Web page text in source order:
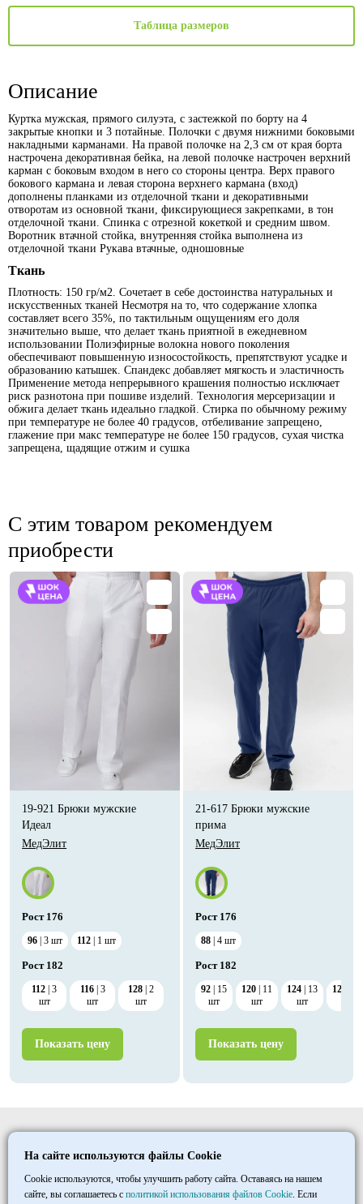
Таблица размеров
Описание
Куртка мужская, прямого силуэта, с застежкой по борту на 4
закрытые кнопки и 3 потайные. Полочки с двумя нижними боковыми
накладными карманами. На правой полочке на 2,3 см от края борта
настрочена декоративная бейка, на левой полочке настрочен верхний
карман с боковым входом в него со стороны центра. Верх правого
бокового кармана и левая сторона верхнего кармана (вход)
дополнены планками из отделочной ткани и декоративными
отворотам из основной ткани, фиксирующиеся закрепками, в тон
отделочной ткани. Спинка с отрезной кокеткой и средним швом.
Воротник втачной стойка, внутренняя стойка выполнена из
отделочной ткани Рукава втачные, одношовные
Ткань
Плотность: 150 гр/м2. Сочетает в себе достоинства натуральных и
искусственных тканей Несмотря на то, что содержание хлопка
составляет всего 35%, по тактильным ощущениям его доля
значительно выше, что делает ткань приятной в ежедневном
использовании Полиэфирные волокна нового поколения
обеспечивают повышенную износостойкость, препятствуют усадке и
образованию катышек. Спандекс добавляет мягкость и эластичность
Применение метода непрерывного крашения полностью исключает
риск разнотона при пошиве изделий. Технология мерсеризации и
обжига делает ткань идеально гладкой. Стирка по обычному режиму
при температуре не более 40 градусов, отбеливание запрещено,
глажение при макс температуре не более 150 градусов, сухая чистка
запрещена, щадящие отжим и сушка
С этим товаром рекомендуем
приобрести
19-921 Брюки мужские
Идеал
МедЭлит
Рост176
96 3 шт 112 1 шт
Рост182
112 3
шт
116 3
шт
128 2
шт
Показать цену
21-617 Брюки мужские
прима
МедЭлит
Рост176
88 4 шт
Рост182
92
15
шт
120
11
шт
124
13
шт
128
Показать цену
©1997- 2026
ООО «ТД «МАКСИМУМ»
На сайте используются файлы Cookie
Cookie используются, чтобы улучшить работу сайта. Оставаясь на нашем
сайте, вы соглашаетесь с политикой использования файлов Cookie. Если